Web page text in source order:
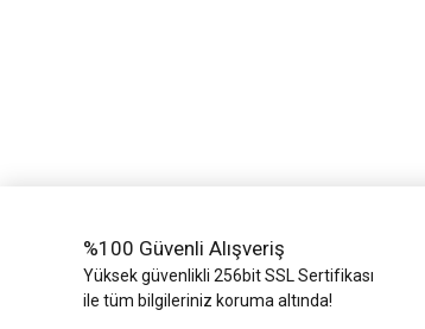
%100 Güvenli Alışveriş
Yüksek güvenlikli 256bit SSL Sertifikası
ile tüm bilgileriniz koruma altında!